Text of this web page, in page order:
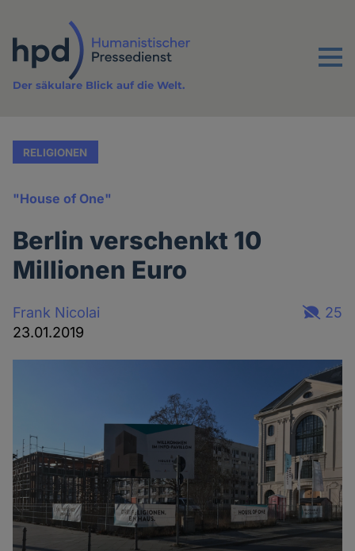
Inhalt
Menu
Der säkulare Blick auf die Welt.
RELIGIONEN
"House of One"
Berlin verschenkt 10
Millionen Euro
Frank Nicolai
23.01.2019
25